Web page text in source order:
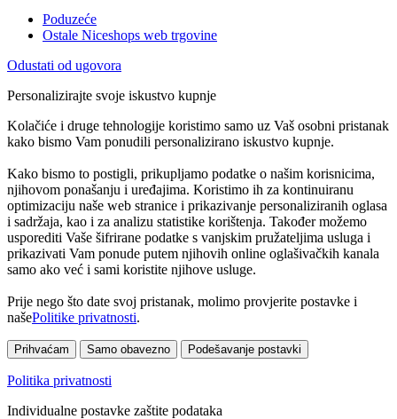
Poduzeće
Ostale Niceshops web trgovine
Odustati od ugovora
Personalizirajte svoje iskustvo kupnje
Kolačiće i druge tehnologije koristimo samo uz Vaš osobni pristanak
kako bismo Vam ponudili personalizirano iskustvo kupnje.
Kako bismo to postigli, prikupljamo podatke o našim korisnicima,
njihovom ponašanju i uređajima. Koristimo ih za kontinuiranu
optimizaciju naše web stranice i prikazivanje personaliziranih oglasa
i sadržaja, kao i za analizu statistike korištenja. Također možemo
usporediti Vaše šifrirane podatke s vanjskim pružateljima usluga i
prikazivati Vam ponude putem njihovih online oglašivačkih kanala
samo ako već i sami koristite njihove usluge.
Prije nego što date svoj pristanak, molimo provjerite postavke i
našePolitike privatnosti.
Prihvaćam Samo obavezno Podešavanje postavki
Politika privatnosti
Individualne postavke zaštite podataka